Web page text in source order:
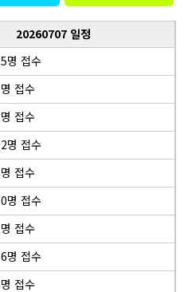
20260707 일정
명 접수
접수
접수
명 접수
접수
명 접수
접수
명 접수
접수